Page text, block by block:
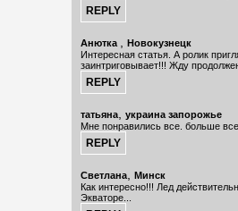
Анютка , Новокузнецк
Интересная статья. А ролик
заинтриговывает!!! Жду
татьяна, украина запорожье
Мне понравились все. больше
Светлана, Минск
Как интересно!!! Лед
Экваторе...